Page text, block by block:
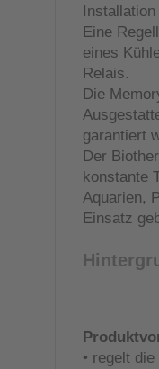
Eine
eines
Relais.
Die
garantiert
Der
konstante
Aquarien,
Einsatz
• regelt